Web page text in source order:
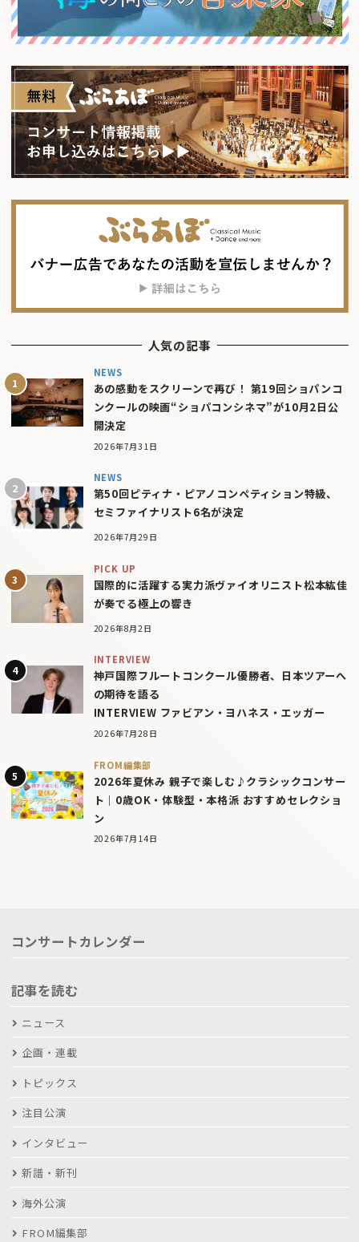
人気の記事
NEWS
あの感動をスクリーンで再び！ 第19回ショパンコ
ンクールの映画“ショパコンシネマ”が10月2日公
開決定
2026年7月31日
NEWS
第50回ピティナ・ピアノコンペティション特級、
セミファイナリスト6名が決定
2026年7月29日
PICK UP
国際的に活躍する実力派ヴァイオリニスト松本紘佳
が奏でる極上の響き
2026年8月2日
INTERVIEW
神戸国際フルートコンクール優勝者、日本ツアーへ
の期待を語る
INTERVIEW ファビアン・ヨハネス・エッガー
2026年7月28日
FROM編集部
2026年夏休み 親子で楽しむ♪クラシックコンサー
ト｜0歳OK・体験型・本格派 おすすめセレクショ
ン
2026年7月14日
コンサートカレンダー
記事を読む
ニュース
企画・連載
トピックス
注目公演
インタビュー
新譜・新刊
海外公演
FROM編集部